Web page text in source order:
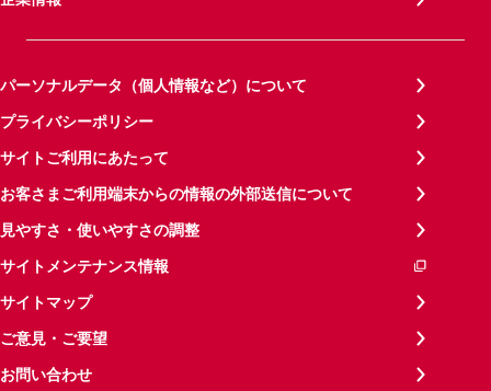
パーソナルデータ（個人情報など）について
プライバシーポリシー
サイトご利用にあたって
お客さまご利用端末からの情報の外部送信について
見やすさ・使いやすさの調整
サイトメンテナンス情報
サイトマップ
ご意見・ご要望
お問い合わせ